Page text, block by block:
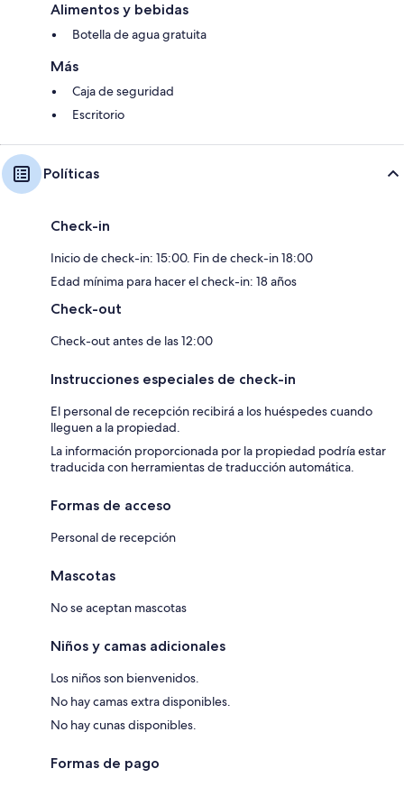
Alimentos y bebidas
Botella de agua gratuita
Más
Caja de seguridad
Escritorio
Políticas
Check-in
Inicio de check-in: 15:00. Fin de check-in 18:00
Edad mínima para hacer el check-in: 18 años
Check-out
Check-out antes de las 12:00
Instrucciones especiales de check-in
El personal de recepción recibirá a los huéspedes cuando
lleguen a la propiedad.
La información proporcionada por la propiedad podría estar
traducida con herramientas de traducción automática.
Formas de acceso
Personal de recepción
Mascotas
No se aceptan mascotas
Niños y camas adicionales
Los niños son bienvenidos.
No hay camas extra disponibles.
No hay cunas disponibles.
Formas de pago